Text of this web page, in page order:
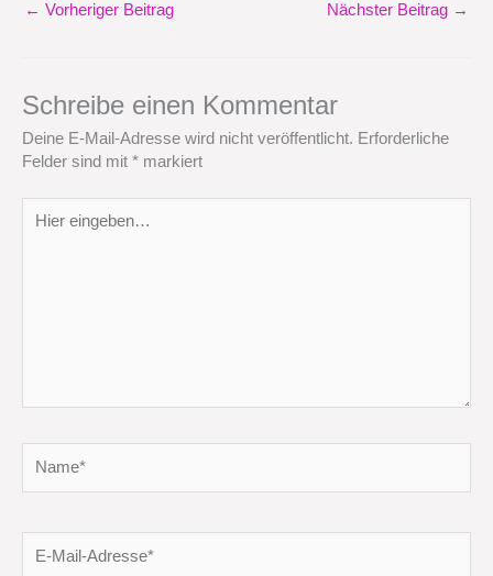
← Vorheriger Beitrag Nächster Beitrag →
Schreibe einen Kommentar
Deine E-Mail-Adresse wird nicht veröffentlicht. Erforderliche
Felder sind mit * markiert
eingeben…
Mail-